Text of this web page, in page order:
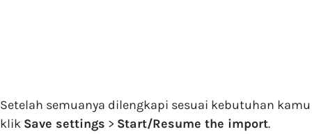
Setelah semuanya dilengkapi sesuai kebutuhan kamu
klik Save settings > Start/Resume the import.